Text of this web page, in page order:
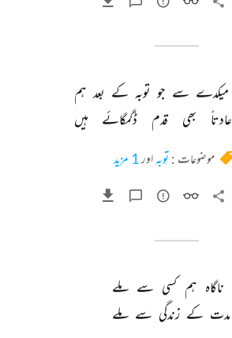
میکدے سے جو توبہ کے بعد ہم
عادتاً بھی قدم ڈگمگائے ہیں
موضوعات :توبہاور1 مزید
ناگاہ ہم کسی سے ملے
مدت کے زندگی سے ملے